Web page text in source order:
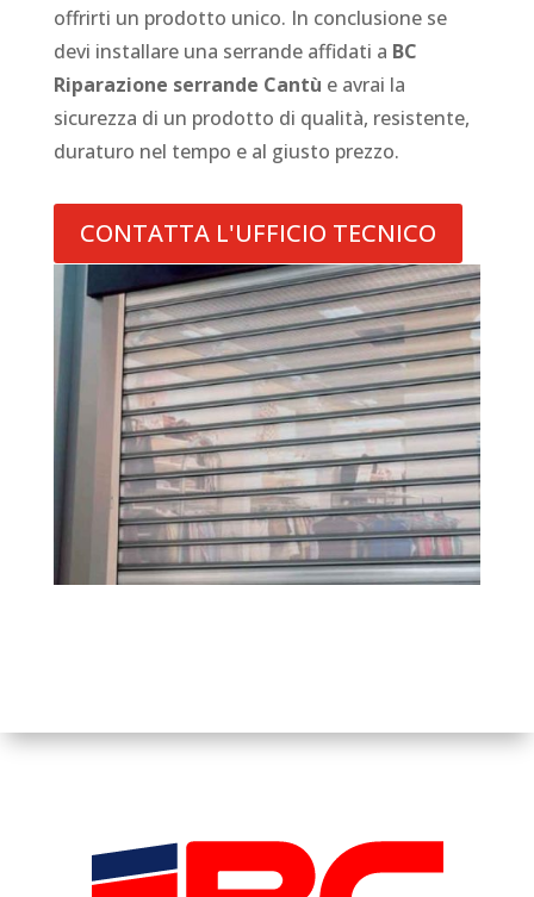
offrirti un prodotto unico. In conclusione se
devi installare una serrande affidati a BC
Riparazione serrande Cantù e avrai la
sicurezza di un prodotto di qualità, resistente,
duraturo nel tempo e al giusto prezzo.
CONTATTA L'UFFICIO TECNICO